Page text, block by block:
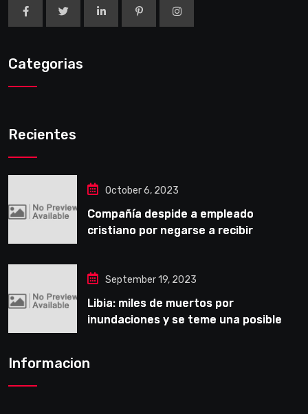
Categorias
Recientes
October 6, 2023
Compañía despide a empleado
cristiano por negarse a recibir
September 19, 2023
Libia: miles de muertos por
inundaciones y se teme una posible
Informacion